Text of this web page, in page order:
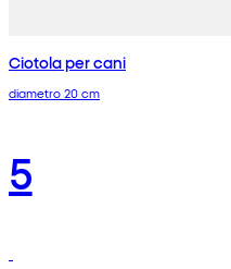
Ciotola per cani
diametro 20 cm
5